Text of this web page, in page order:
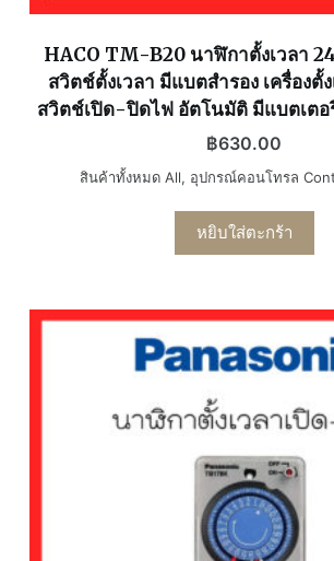
HACO TM-B20 นาฬิกาตั้งเวลา
สวิตช์ตั้งเวลา มีแบตสำรอง เครื่องตั้
สวิตช์เปิด-ปิดไฟ อัตโนมัติ มีแบตเตอ
฿630.00
สินค้าทั้งหมด All, อุปกรณ์คอนโทรล
หยิบใส่ตะกร้า